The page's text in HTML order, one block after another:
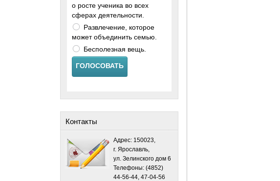
о росте ученика во всех
сферах деятельности.
Развлечение, которое
может объединить семью.
Бесполезная вещь.
ГОЛОСОВАТЬ
Контакты
Адрес: 150023,
г. Ярославль,
ул. Зелинского дом 6
Телефоны: (4852)
44-56-44, 47-04-56